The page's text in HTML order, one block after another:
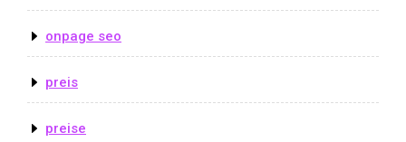
onpage seo
preis
preise